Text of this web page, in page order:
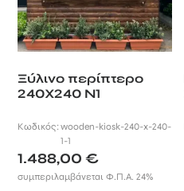
Ξύλινο περίπτερο
240Χ240 Ν1
Κωδικός: wooden-kiosk-240-x-240-
1-1
1.488,00€
συμπεριλαμβάνεται Φ.Π.Α. 24%